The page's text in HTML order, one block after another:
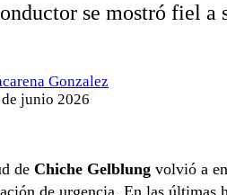
se mostró fiel a
Gonzalez
junio 2026
de Chiche Gelblung volvió a